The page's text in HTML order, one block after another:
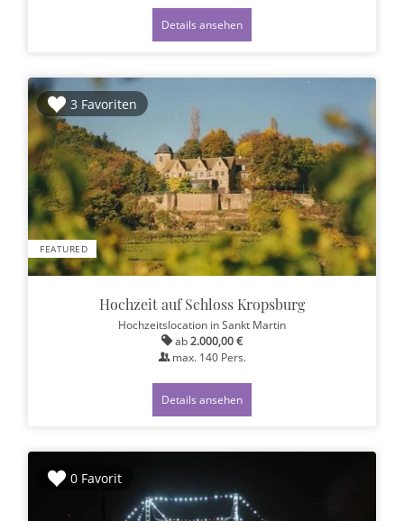
Details ansehen
3 Favoriten
FEATURED
Hochzeit auf Schloss Kropsburg
Hochzeitslocation in Sankt Martin
ab2.000,00 €
max. 140Pers.
Details ansehen
0 Favorit